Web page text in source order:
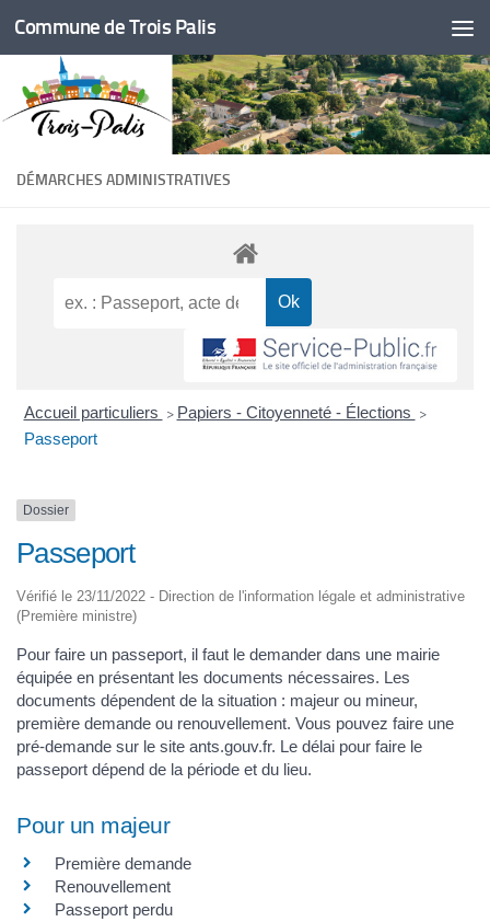
Skip to content
Commune de Trois Palis
DÉMARCHES ADMINISTRATIVES
Accueil particuliers > Papiers - Citoyenneté - Élections >
Passeport
Dossier
Passeport
Vérifié le 23/11/2022 - Direction de l'information légale et administrative
(Première ministre)
Pour faire un passeport, il faut le demander dans une mairie
équipée en présentant les documents nécessaires. Les
documents dépendent de la situation : majeur ou mineur,
première demande ou renouvellement. Vous pouvez faire une
pré-demande sur le site ants.gouv.fr. Le délai pour faire le
passeport dépend de la période et du lieu.
Pour un majeur
Première demande
Renouvellement
Passeport perdu